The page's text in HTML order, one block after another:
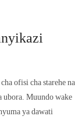
ofisi cha starehe na
ubora. Muundo wake
ya dawati